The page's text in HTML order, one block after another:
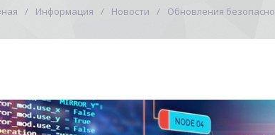
Информация Новости Обновления